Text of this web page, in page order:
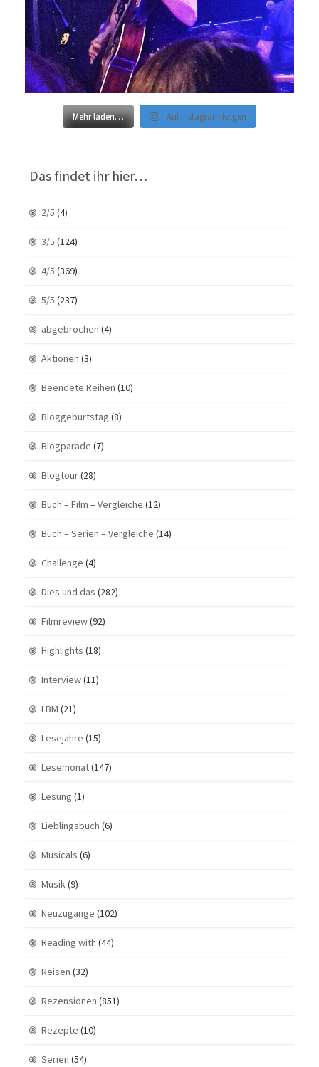
Mehr laden… Auf Instagram folgen
Das findet ihr hier…
2/5 (4)
3/5 (124)
4/5 (369)
5/5 (237)
abgebrochen (4)
Aktionen (3)
Beendete Reihen (10)
Bloggeburtstag (8)
Blogparade (7)
Blogtour(28)
Buch – Film – Vergleiche (12)
Buch – Serien – Vergleiche (14)
Challenge (4)
Dies und das (282)
Filmreview(92)
Highlights (18)
Interview(11)
LBM (21)
Lesejahre (15)
Lesemonat(147)
Lesung (1)
Lieblingsbuch (6)
Musicals (6)
Musik(9)
Neuzugänge (102)
Reading with (44)
Reisen (32)
Rezensionen (851)
Rezepte (10)
Serien (54)